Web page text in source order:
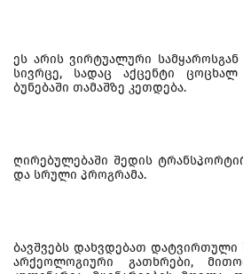
ეს არის ვირტუალური
სივრცე, სადაც აქცენტი
ბუნებაში თამაშზე კეთდება.
ღირებულებაში შედის
და სრული პროგრამა.
ბავშვებს დახვდებათ დატვირთული
არქეოლოგიური გათხრები,